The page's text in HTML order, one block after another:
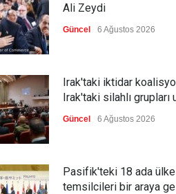
Ali Zeydi
Güncel 6 Ağustos 2026
Irak'taki iktidar
Irak'taki silahlı grupları
Güncel 6 Ağustos 2026
Pasifik'teki 18 ada
temsilcileri bir araya